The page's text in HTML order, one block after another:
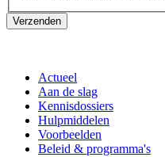
Verzenden
Actueel
Aan de slag
Kennisdossiers
Hulpmiddelen
Voorbeelden
Beleid & programma's